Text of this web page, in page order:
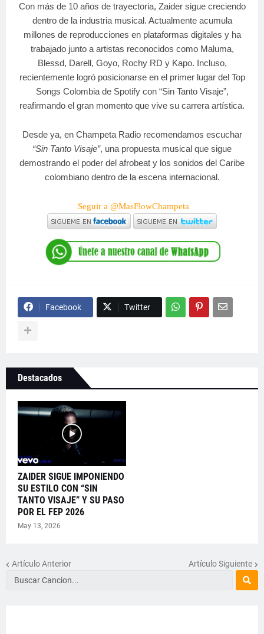
Con más de 10 años de trayectoria, Zaider sigue creciendo
dentro de la industria musical. Actualmente acumula
millones de reproducciones en plataformas digitales y ha
trabajado junto a artistas reconocidos como Maluma,
Blessd, Darell, Goyo, Rochy RD y Kapo. Incluso,
recientemente logró posicionarse en el primer lugar del Top
Songs Colombia de Spotify con “Sin Tanto Visaje”,
reafirmando el gran momento que vive su carrera artística.
Desde ya, en Champeta Radio recomendamos escuchar
“Sin Tanto Visaje”, una propuesta musical que sigue
demostrando el poder del afrobeat y los sonidos del Caribe
colombiano dentro de la escena internacional.
Seguir a @MasFlowChampeta
Facebook Twitter
Destacados
ZAIDER SIGUE IMPONIENDO
SU ESTILO CON “SIN
TANTO VISAJE” Y SU PASO
POR EL FEP 2026
May 13, 2026
Artículo Anterior Artículo Siguiente